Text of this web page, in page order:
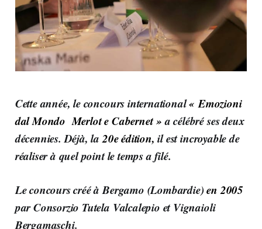
Cette année, le concours international« Emozioni
dal Mondo Merlot e Cabernet »a célébré ses deux
décennies. Déjà, la20e édition, il est incroyable de
réaliser à quel point le temps a filé.
Le concours créé à Bergamo (Lombardie)en 2005
par Consorzio Tutela Valcalepio et Vignaioli
Bergamaschi.